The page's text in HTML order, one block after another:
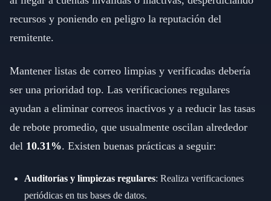
recursos y poniendo en peligro la reputación del
remitente.
Mantener listas de correo limpias y verificadas debería
ser una prioridad top. Las verificaciones regulares
ayudan a eliminar correos inactivos y a reducir las tasas
de rebote promedio, que usualmente oscilan alrededor
del 10.31%. Existen buenas prácticas a seguir:
Auditorías y limpiezas regulares: Realiza verificaciones
periódicas en tus bases de datos.